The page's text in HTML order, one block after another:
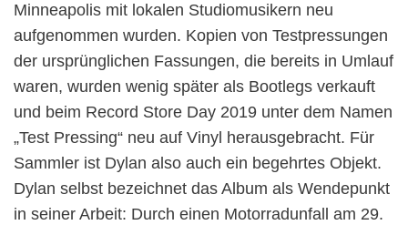
Minneapolis mit lokalen Studiomusikern neu
aufgenommen wurden. Kopien von Testpressungen
der ursprünglichen Fassungen, die bereits in Umlauf
waren, wurden wenig später als Bootlegs verkauft
und beim Record Store Day 2019 unter dem Namen
„Test Pressing“ neu auf Vinyl herausgebracht. Für
Sammler ist Dylan also auch ein begehrtes Objekt.
Dylan selbst bezeichnet das Album als Wendepunkt
in seiner Arbeit: Durch einen Motorradunfall am 29.